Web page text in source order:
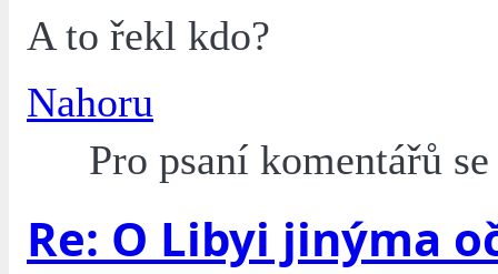
A to řekl kdo?
Nahoru
Pro psaní komentářů
Re: O Libyi jinýma